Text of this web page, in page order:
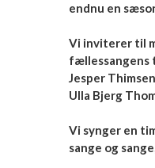
endnu en
Vi inviterer til
fællessangens
Jesper
Ulla Bjerg
Vi synger en
sange og